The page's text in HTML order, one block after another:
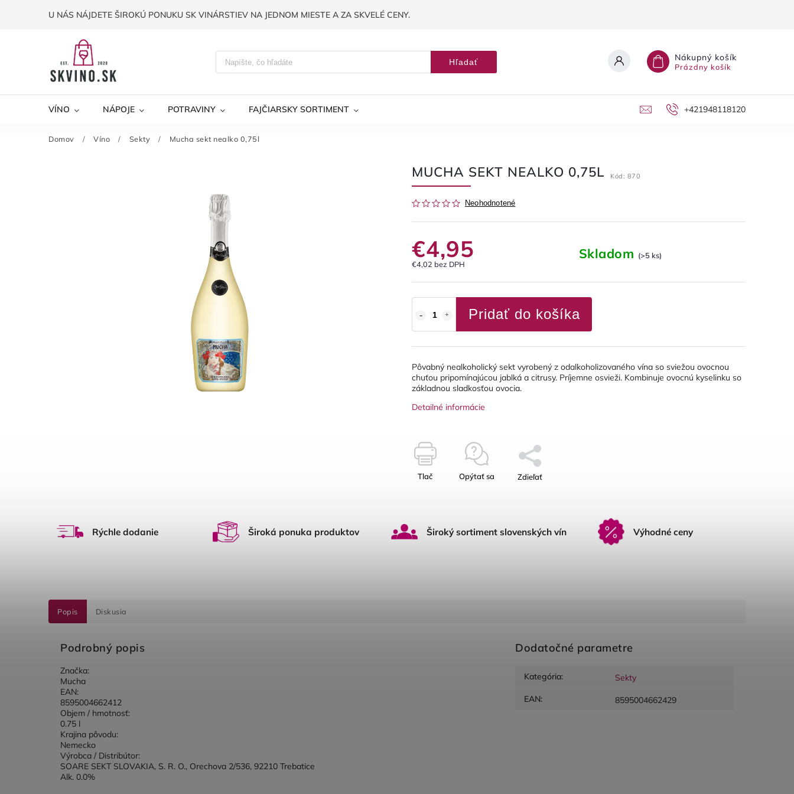
U NÁS NÁJDETE ŠIROKÚ PONUKU SK VINÁRSTIEV NA JEDNOM MIESTE A ZA SKVELÉ CENY.
Hľadať Nákupný košík
Prázdny košík
VÍNO NÁPOJE POTRAVINY FAJČIARSKY SORTIMENT +421948118120
Domov / Víno / Sekty / Mucha sekt nealko 0,75l
MUCHA SEKT NEALKO 0,75L Kód: 870
Neohodnotené
€4,95
€4,02 bez DPH
Skladom (>5 ks)
Pridať do košíka
Pôvabný nealkoholický sekt vyrobený z odalkoholizovaného vína so sviežou ovocnou
chuťou pripomínajúcou jablká a citrusy. Príjemne osvieži. Kombinuje ovocnú kyselinku so
základnou sladkosťou ovocia.
Detailné informácie
Tlač Opýtať sa Zdieľať
Rýchle dodanie Široká ponuka produktov Široký sortiment slovenských vín Výhodné ceny
Popis Diskusia
Podrobný popis
Značka:
Mucha
EAN:
8595004662412
Objem / hmotnosť:
0.75 l
Krajina pôvodu:
Nemecko
Výrobca / Distribútor:
SOARE SEKT SLOVAKIA, S. R. O., Orechova 2/536, 92210 Trebatice
Alk. 0.0%
Dodatočné parametre
Kategória:
Sekty
EAN: 8595004662429